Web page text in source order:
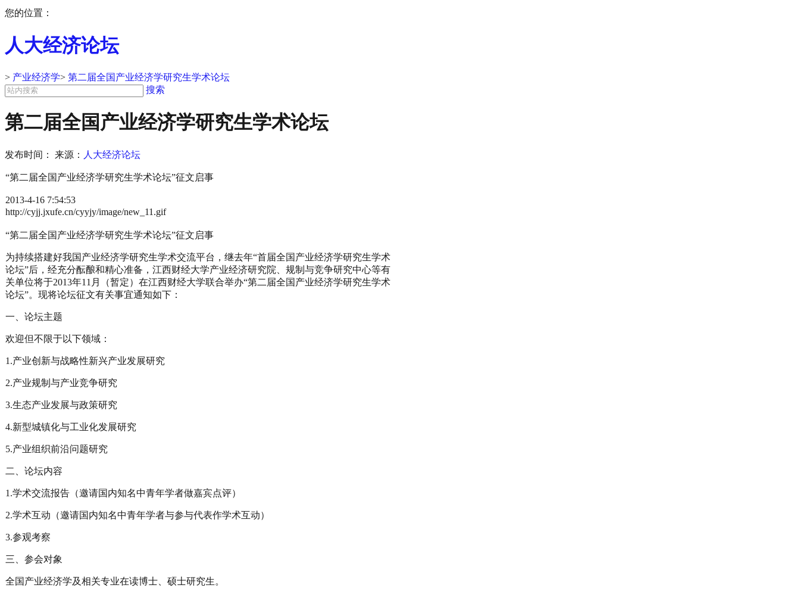
您的位置：
人大经济论坛
> 产业经济学> 第二届全国产业经济学研究生学术论坛
搜索
第二届全国产业经济学研究生学术论坛
发布时间： 来源： 人大经济论坛
“第二届全国产业经济学研究生学术论坛”征文启事
2013-4-16 7:54:53
http://cyjj.jxufe.cn/cyyjy/image/new_11.gif
“第二届全国产业经济学研究生学术论坛”征文启事
为持续搭建好我国产业经济学研究生学术交流平台，继去年“首届全国产业经济学研究生学术
论坛”后，经充分酝酿和精心准备，江西财经大学产业经济研究院、规制与竞争研究中心等有
关单位将于2013年11月（暂定）在江西财经大学联合举办“第二届全国产业经济学研究生学术
论坛”。现将论坛征文有关事宜通知如下：
一、论坛主题
欢迎但不限于以下领域：
1.产业创新与战略性新兴产业发展研究
2.产业规制与产业竞争研究
3.生态产业发展与政策研究
4.新型城镇化与工业化发展研究
5.产业组织前沿问题研究
二、论坛内容
1.学术交流报告（邀请国内知名中青年学者做嘉宾点评）
2.学术互动（邀请国内知名中青年学者与参与代表作学术互动）
3.参观考察
三、参会对象
全国产业经济学及相关专业在读博士、硕士研究生。